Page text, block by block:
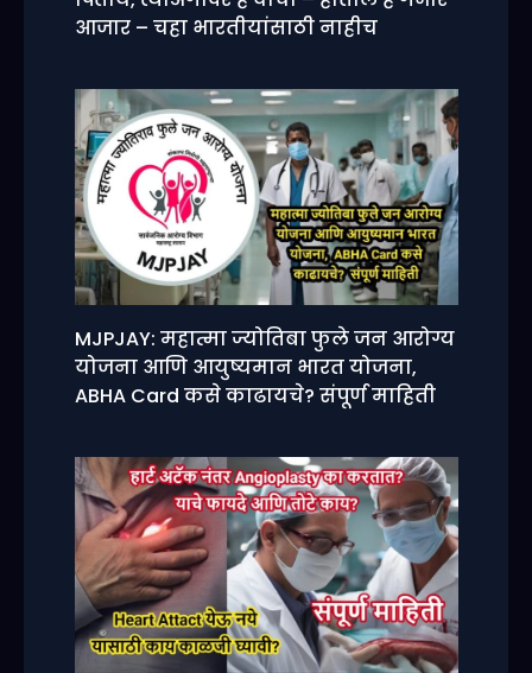
आजार – चहा भारतीयांसाठी नाहीच
MJPJAY: महात्मा ज्योतिबा फुले जन आरोग्य
योजना आणि आयुष्यमान भारत योजना,
ABHA Card कसे काढायचे? संपूर्ण माहिती